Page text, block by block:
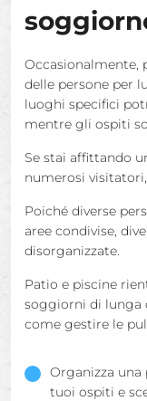
Occasionalmente,
delle persone per
luoghi specifici
mentre gli ospiti
Se stai affittando
numerosi
Poiché diverse
aree condivise,
disorganizzate.
Patio e piscine
soggiorni di lunga
come gestire le
Organizza
tuoi ospiti e